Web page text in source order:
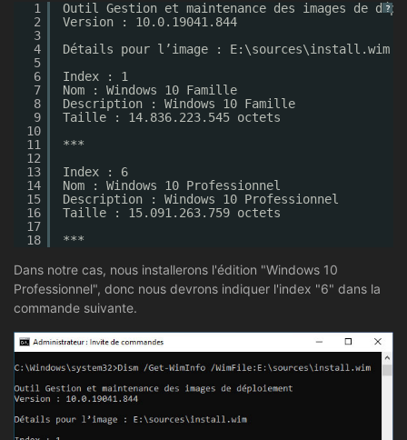
?
1
2
3
4
5
6
7
8
9
10
11
12
13
14
15
16
17
18
Outil Gestion et maintenance des images de
Version : 10.0.19041.844
Détails pour l’image : E:\sources\install.wim
Index : 1
Nom : Windows 10 Famille
Description : Windows 10 Famille
Taille : 14.836.223.545 octets
***
Index : 6
Nom : Windows 10 Professionnel
Description : Windows 10 Professionnel
Taille : 15.091.263.759 octets
***
Dans notre cas, nous installerons l'édition "Windows 10
Professionnel", donc nous devrons indiquer l'index "6" dans la
commande suivante.